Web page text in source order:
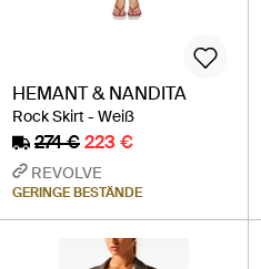
HEMANT & NANDITA
Rock Skirt - Weiß
274 €223 €
REVOLVE
GERINGE BESTÄNDE